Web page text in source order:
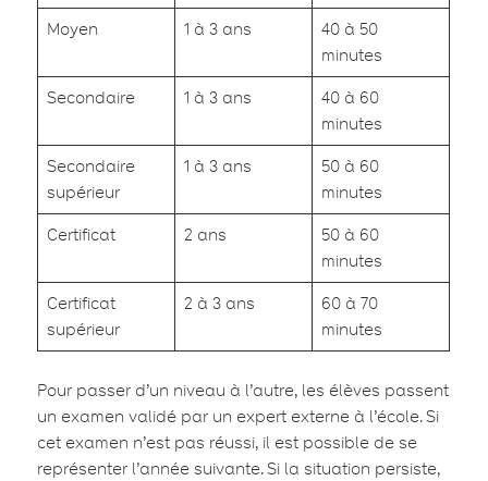
Moyen 1 à 3 ans
40 à 50
minutes
Secondaire 1 à 3 ans
40 à 60
minutes
Secondaire
supérieur
1 à 3 ans
50 à 60
minutes
Certificat 2 ans
50 à 60
minutes
Certificat
supérieur
2 à 3 ans
60 à 70
minutes
Pour passer d’un niveau à l’autre, les élèves passent
un examen validé par un expert externe à l’école. Si
cet examen n’est pas réussi, il est possible de se
représenter l’année suivante. Si la situation persiste,